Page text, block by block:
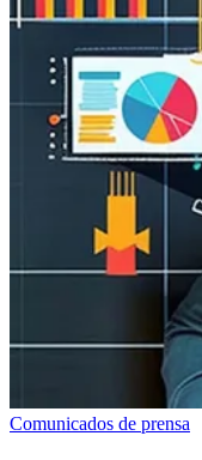
Comunicados de prensa